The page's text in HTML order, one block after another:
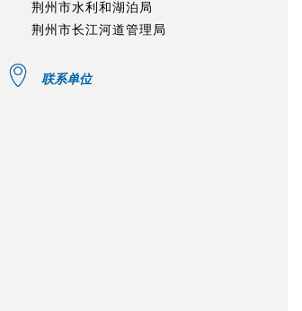
荆州市水利和湖泊局
荆州市长江河道管理局
联系单位